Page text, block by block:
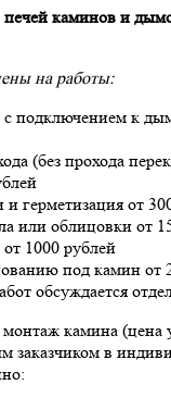
печей каминов и
на работы:
подключением к
(без прохода
и герметизация от
или облицовки от
1000 рублей
под камин от
обсуждается
камина (цена
заказчиком в